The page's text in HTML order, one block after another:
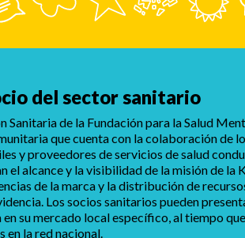
del sector sanitario
Sanitaria de la Fundación para la Salud
que cuenta con la colaboración de
y proveedores de servicios de salud
el alcance y la visibilidad de la misión de la
de la marca y la distribución de
Los socios sanitarios pueden
su mercado local específico, al tiempo
la red nacional.